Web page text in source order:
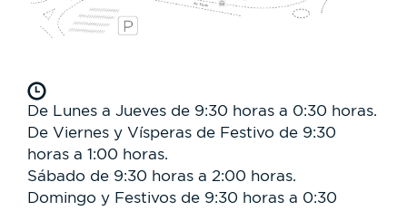
De Lunes a Jueves de 9:30 horas a 0:30 horas.
De Viernes y Vísperas de Festivo de 9:30
horas a 1:00 horas.
Sábado de 9:30 horas a 2:00 horas.
Domingo y Festivos de 9:30 horas a 0:30